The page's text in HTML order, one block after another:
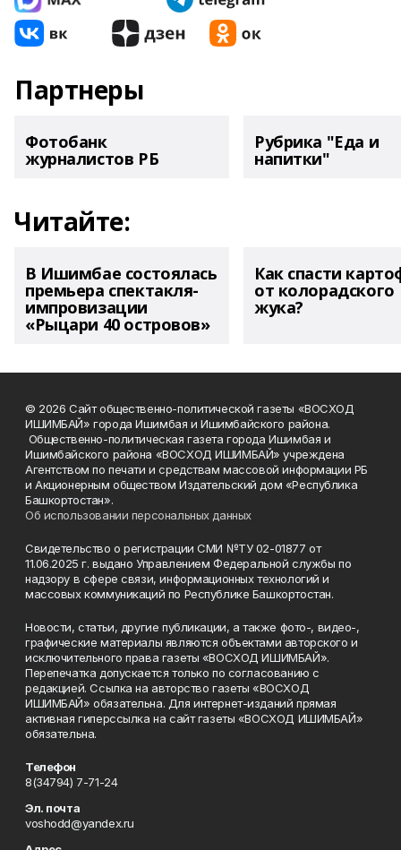
Партнеры
Фотобанк
журналистов РБ
Рубрика "Еда и
напитки"
Читайте:
В Ишимбае состоялась
премьера спектакля-
импровизации
«Рыцари 40 островов»
Как спасти
от колорадского
жука?
© 2026 Сайт общественно-политической газеты «ВОСХОД
ИШИМБАЙ» города Ишимбая и Ишимбайского района.
Общественно-политическая газета города Ишимбая и
Ишимбайского района «ВОСХОД ИШИМБАЙ» учреждена
Агентством по печати и средствам массовой информации РБ
и Акционерным обществом Издательский дом «Республика
Башкортостан».
Об использовании персональных данных
Свидетельство о регистрации СМИ №ТУ 02-01877 от
11.06.2025 г. выдано Управлением Федеральной службы по
надзору в сфере связи, информационных технологий и
массовых коммуникаций по Республике Башкортостан.
Новости, статьи, другие публикации, а также фото-, видео-,
графические материалы являются объектами авторского и
исключительного права газеты «ВОСХОД ИШИМБАЙ».
Перепечатка допускается только по согласованию с
редакцией. Ссылка на авторство газеты «ВОСХОД
ИШИМБАЙ» обязательна. Для интернет-изданий прямая
активная гиперссылка на сайт газеты «ВОСХОД ИШИМБАЙ»
обязательна.
Телефон
8(34794) 7-71-24
Эл. почта
voshodd@yandex.ru